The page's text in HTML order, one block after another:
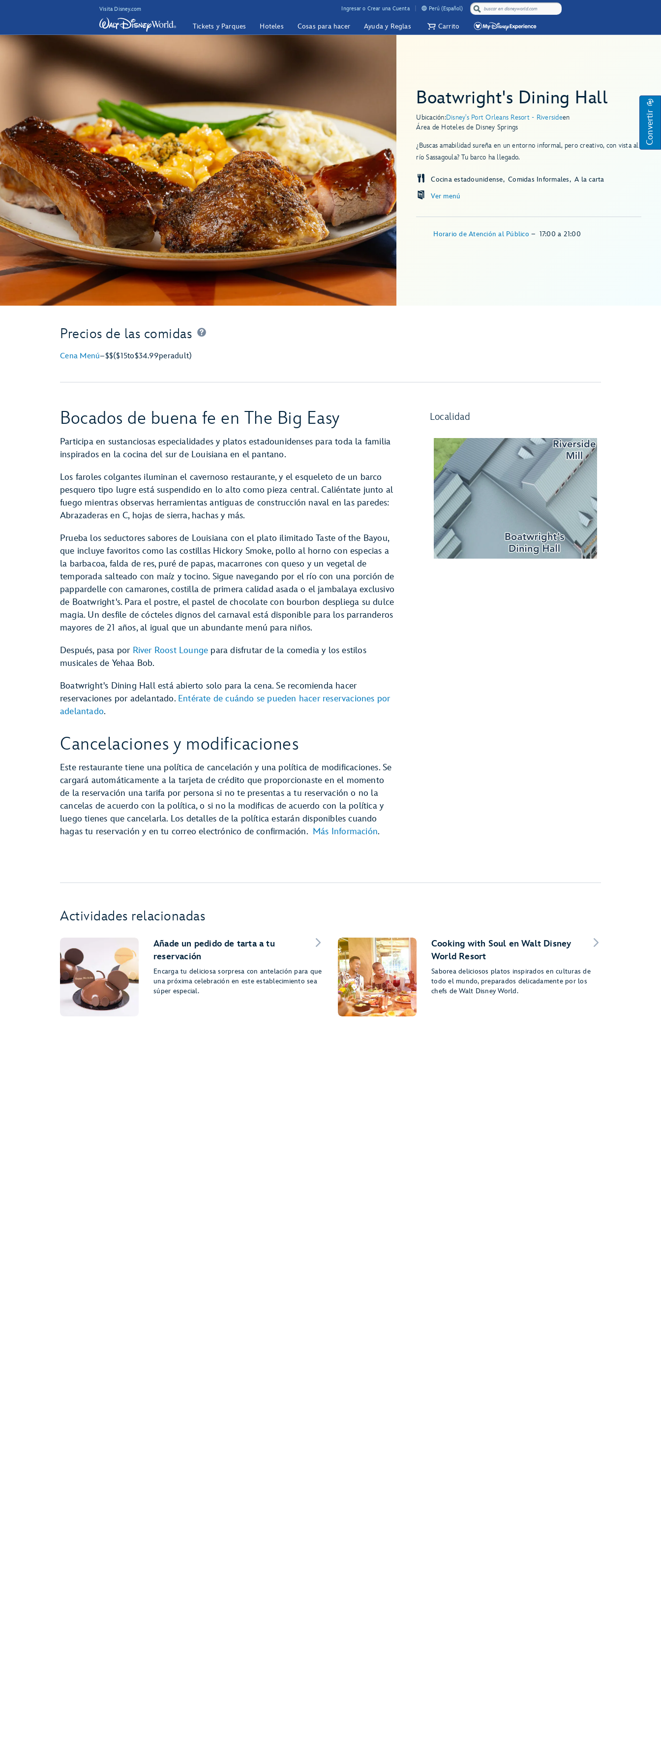
Visita Disney.com Ingresar o Crear una Cuenta Perú (Español)
Tickets y Parques Hoteles Cosas para hacer Ayuda y Reglas Carrito
Convertir
Boatwright's Dining Hall
Ubicación:Disney's Port Orleans Resort - Riversideen
Área de Hoteles de Disney Springs
¿Buscas amabilidad sureña en un entorno informal, pero creativo, con vista al
río Sassagoula? Tu barco ha llegado.
Ver menú
Cocina estadounidense Comidas Informales A la carta
Horario de Atención al Público– 17:00 a 21:00
Precios de las comidas
Cena Menú–$$($15to$34.99peradult)
Bocados de buena fe en The Big Easy
Participa en sustanciosas especialidades y platos estadounidenses para toda la familia
inspirados en la cocina del sur de Louisiana en el pantano.
Los faroles colgantes iluminan el cavernoso restaurante, y el esqueleto de un barco
pesquero tipo lugre está suspendido en lo alto como pieza central. Caliéntate junto al
fuego mientras observas herramientas antiguas de construcción naval en las paredes:
Abrazaderas en C, hojas de sierra, hachas y más.
Prueba los seductores sabores de Louisiana con el plato ilimitado Taste of the Bayou,
que incluye favoritos como las costillas Hickory Smoke, pollo al horno con especias a
la barbacoa, falda de res, puré de papas, macarrones con queso y un vegetal de
temporada salteado con maíz y tocino. Sigue navegando por el río con una porción de
pappardelle con camarones, costilla de primera calidad asada o el jambalaya exclusivo
de Boatwright's. Para el postre, el pastel de chocolate con bourbon despliega su dulce
magia. Un desfile de cócteles dignos del carnaval está disponible para los parranderos
mayores de 21 años, al igual que un abundante menú para niños.
Después, pasa por River Roost Lounge para disfrutar de la comedia y los estilos
musicales de Yehaa Bob.
Boatwright's Dining Hall está abierto solo para la cena. Se recomienda hacer
reservaciones por adelantado. Entérate de cuándo se pueden hacer reservaciones por
adelantado.
Cancelaciones y modificaciones
Este restaurante tiene una política de cancelación y una política de modificaciones. Se
cargará automáticamente a la tarjeta de crédito que proporcionaste en el momento
de la reservación una tarifa por persona si no te presentas a tu reservación o no la
cancelas de acuerdo con la política, o si no la modificas de acuerdo con la política y
luego tienes que cancelarla. Los detalles de la política estarán disponibles cuando
hagas tu reservación y en tu correo electrónico de confirmación. Más Información.
Localidad
Actividades relacionadas
Añade un pedido de tarta a tu
reservación
Encarga tu deliciosa sorpresa con antelación para que
una próxima celebración en este establecimiento sea
súper especial.
Cooking with Soul en Walt Disney
World Resort
Saborea deliciosos platos inspirados en culturas de
todo el mundo, preparados delicadamente por los
chefs de Walt Disney World.